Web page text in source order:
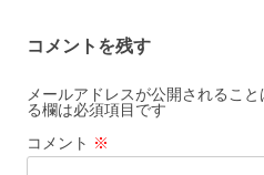
シ
ョ
ン
コメントを残す
メールアドレスが公開されること
る欄は必須項目です
コメント ※